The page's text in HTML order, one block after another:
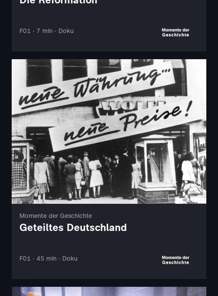
F01 · 7 min · Doku
Momente der Geschichte
Geteiltes Deutschland
F01 · 45 min · Doku